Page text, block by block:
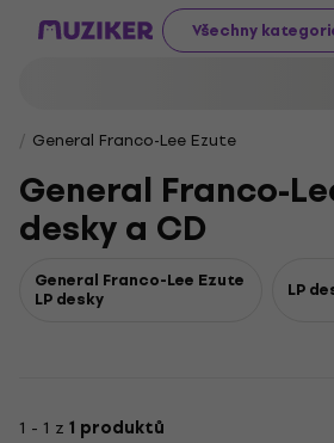
Všechny
General Franco-Lee Ezute
General Franco-
desky a CD
General Franco-Lee Ezute
LP desky LP
1 - 1 z 1 produktů